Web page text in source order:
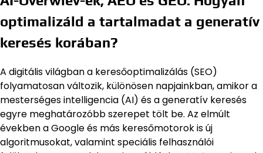
optimalizáld a tartalmadat a generatív
keresés korában?
A digitális világban a keresőoptimalizálás (SEO)
folyamatosan változik, különösen napjainkban, amikor a
mesterséges intelligencia (AI) és a generatív keresés
egyre meghatározóbb szerepet tölt be. Az elmúlt
években a Google és más keresőmotorok is új
algoritmusokat, valamint speciális felhasználói